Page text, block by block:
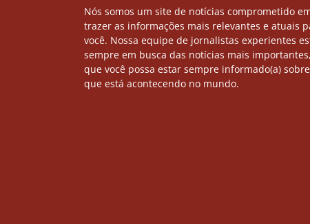
Nós somos um site de notícias comprometido
trazer as informações mais relevantes e atuais
você. Nossa equipe de jornalistas experientes
sempre em busca das notícias mais
que você possa estar sempre informado(a)
que está acontecendo no mundo.